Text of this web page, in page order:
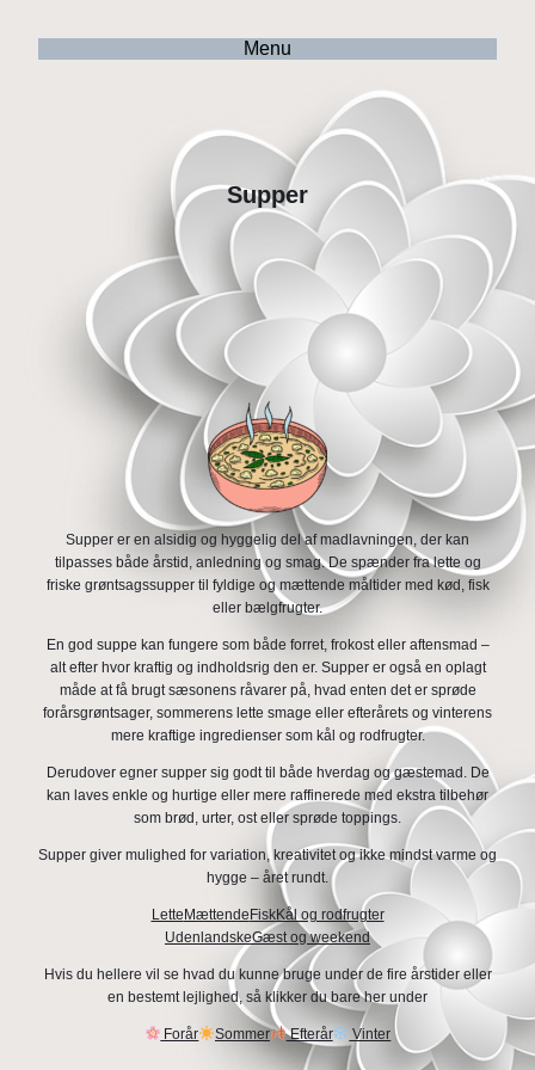
Menu
Supper
Supper er en alsidig og hyggelig del af madlavningen, der kan
tilpasses både årstid, anledning og smag. De spænder fra lette og
friske grøntsagssupper til fyldige og mættende måltider med kød, fisk
eller bælgfrugter.
En god suppe kan fungere som både forret, frokost eller aftensmad –
alt efter hvor kraftig og indholdsrig den er. Supper er også en oplagt
måde at få brugt sæsonens råvarer på, hvad enten det er sprøde
forårsgrøntsager, sommerens lette smage eller efterårets og vinterens
mere kraftige ingredienser som kål og rodfrugter.
Derudover egner supper sig godt til både hverdag og gæstemad. De
kan laves enkle og hurtige eller mere raffinerede med ekstra tilbehør
som brød, urter, ost eller sprøde toppings.
Supper giver mulighed for variation, kreativitet og ikke mindst varme og
hygge – året rundt.
Lette Mættende FiskKål og rodfrugter
UdenlandskeGæst og weekend
Hvis du hellere vil se hvad du kunne bruge under de fire årstider eller
en bestemt lejlighed, så klikker du bare her under
Forår Sommer Efterår Vinter